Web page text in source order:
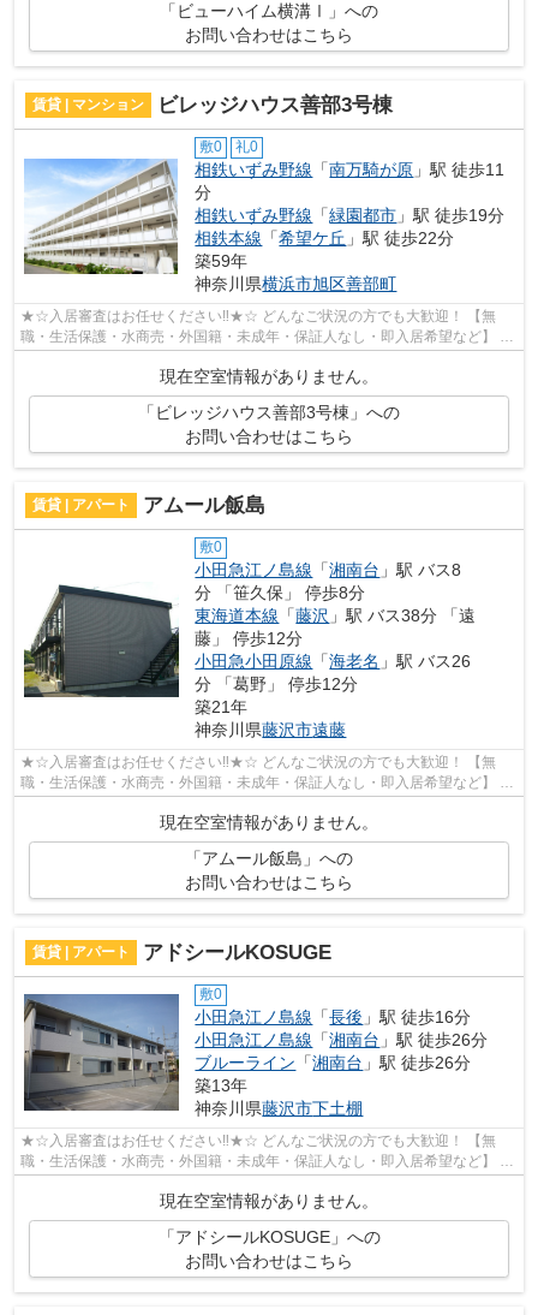
「ビューハイム横溝Ⅰ」への
お問い合わせはこちら
賃貸 | マンション ビレッジハウス善部3号棟
敷0 礼0
相鉄いずみ野線 「南万騎が原 」駅 徒歩11
分
相鉄いずみ野線 「緑園都市 」駅 徒歩19分
相鉄本線 「希望ケ丘 」駅 徒歩22分
築59年
神奈川県横浜市旭区善部町
★☆入居審査はお任せください‼★☆ どんなご状況の方でも大歓迎！ 【無
職・生活保護・水商売・外国籍・未成年・保証人なし・即入居希望など】 ネ
ット非公開の物件からもお探し致します‼ ...
現在空室情報がありません。
「ビレッジハウス善部3号棟」への
お問い合わせはこちら
賃貸 | アパート アムール飯島
敷0
小田急江ノ島線 「湘南台 」駅 バス8
分 「笹久保」 停歩8分
東海道本線 「藤沢 」駅 バス38分 「遠
藤」 停歩12分
小田急小田原線 「海老名 」駅 バス26
分 「葛野」 停歩12分
築21年
神奈川県藤沢市遠藤
★☆入居審査はお任せください‼★☆ どんなご状況の方でも大歓迎！ 【無
職・生活保護・水商売・外国籍・未成年・保証人なし・即入居希望など】 ネ
現在空室情報がありません。
「アムール飯島」への
お問い合わせはこちら
賃貸 | アパート アドシールKOSUGE
敷0
小田急江ノ島線 「長後 」駅 徒歩16分
小田急江ノ島線 「湘南台 」駅 徒歩26分
ブルーライン 「湘南台 」駅 徒歩26分
築13年
神奈川県藤沢市下土棚
★☆入居審査はお任せください‼★☆ どんなご状況の方でも大歓迎！ 【無
職・生活保護・水商売・外国籍・未成年・保証人なし・即入居希望など】 ネ
現在空室情報がありません。
「アドシールKOSUGE」への
お問い合わせはこちら